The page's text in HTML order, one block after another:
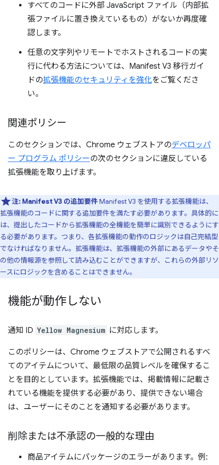
すべてのコードに外部 JavaScript ファイル（内部拡
張ファイルに置き換えているもの）がないか再度確
認します。
任意の文字列やリモートでホストされるコードの実
行に代わる方法については、Manifest V3 移行ガイ
ドの拡張機能のセキュリティを強化をご覧くださ
い。
関連ポリシー
このセクションでは、Chrome ウェブストアのデベロッパ
ー プログラム ポリシーの次のセクションに違反している
拡張機能を取り上げます。
注: Manifest V3 の追加要件Manifest V3 を使用する拡張機能は、
拡張機能のコードに関する追加要件を満たす必要があります。具体的に
は、提出したコードから拡張機能の全機能を簡単に識別できるようにす
る必要があります。つまり、各拡張機能の動作のロジックは自己完結型
でなければなりません。拡張機能は、拡張機能の外部にあるデータやそ
の他の情報源を参照して読み込むことができますが、これらの外部リソ
ースにロジックを含めることはできません。
機能が動作しない
通知 ID Yellow Magnesium に対応します。
このポリシーは、Chrome ウェブストアで公開されるすべ
てのアイテムについて、最低限の品質レベルを確保するこ
とを目的としています。拡張機能では、掲載情報に記載さ
れている機能を提供する必要があり、提供できない場合
は、ユーザーにそのことを通知する必要があります。
削除または不承認の一般的な理由
商品アイテムにパッケージのエラーがあります。例: